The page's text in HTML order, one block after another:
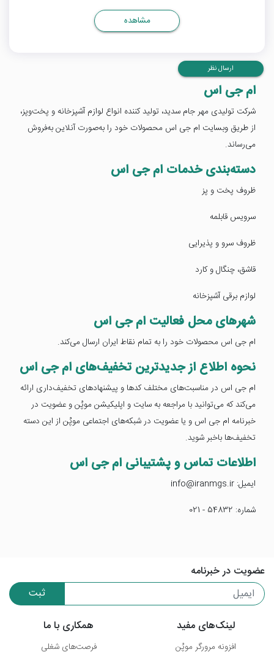
مشاهده
ارسال نظر
ام جی اس
شرکت تولیدی مهر جام سدید، تولید کننده انواع لوازم آشپزخانه و پخت‌وپز،
از طریق وبسایت ام جی اس محصولات خود را به‌صورت آنلاین به‌فروش
می‌رساند.
دسته‌بندی خدمات ام جی اس
ظروف پخت و پز
سرویس قابلمه
ظروف سرو و پذیرایی
قاشق، چنگال و کارد
لوازم برقی آشپزخانه
شهرهای محل فعالیت ام جی اس
ام جی اس محصولات خود را به تمام نقاط ایران ارسال می‌کند.
نحوه اطلاع از جدیدترین تخفیف‌های ام جی اس
ام جی اس در مناسبت‌های مختلف کدها و پیشنهادهای تخفیف‌داری ارائه
می‌کند که می‌توانید با مراجعه به سایت و اپلیکیشن موپُن و عضویت در
خبرنامه ام جی اس و یا عضویت در شبکه‌های اجتماعی موپُن از این دسته
تخفیف‌ها باخبر شوید.
اطلاعات تماس و پشتیبانی ام جی اس
ایمیل: info@iranmgs.ir
شماره: 54832 - 021
عضویت در خبرنامه
ثبت
لینک‌های مفید
افزونه مرورگر موپُن
همکاری با ما
فرصت‌های شغلی